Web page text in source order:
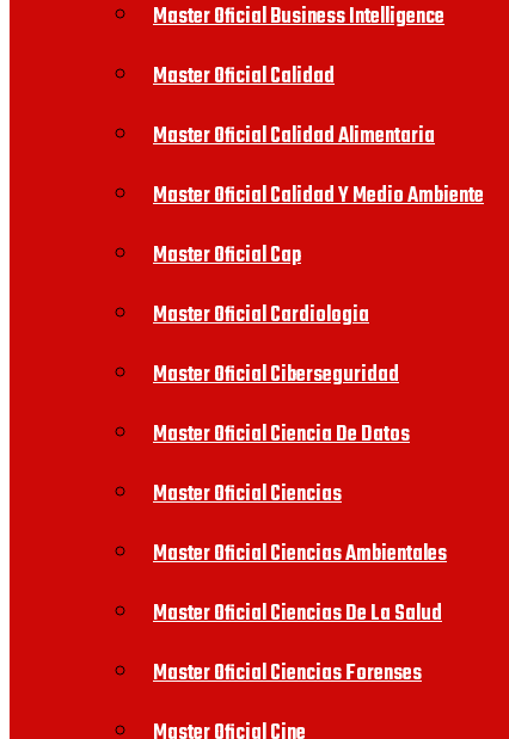
Master Oficial Business Intelligence
Master Oficial Calidad
Master Oficial Calidad Alimentaria
Master Oficial Calidad Y Medio Ambiente
Master Oficial Cap
Master Oficial Cardiologia
Master Oficial Ciberseguridad
Master Oficial Ciencia De Datos
Master Oficial Ciencias
Master Oficial Ciencias Ambientales
Master Oficial Ciencias De La Salud
Master Oficial Ciencias Forenses